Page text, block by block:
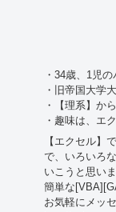
・34歳、1児の
・旧帝国大学
・【理系】か
・趣味は、エ
【エクセル】
で、いろいろ
いこうと思いま
簡単な
お気軽にメッ